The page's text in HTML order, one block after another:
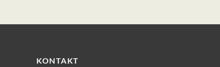
KONTAKT